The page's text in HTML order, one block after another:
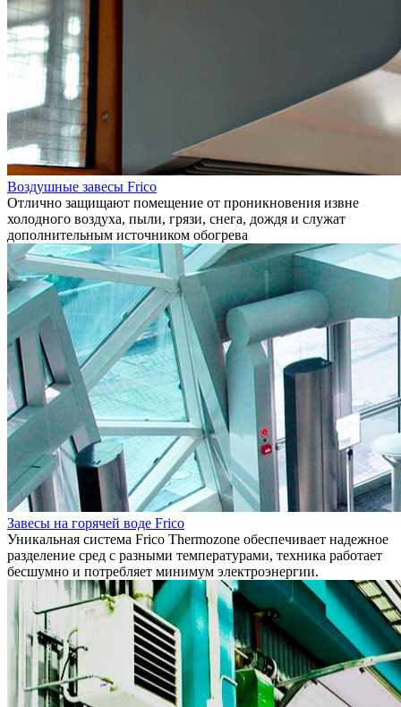
Воздушные завесы Frico
Отлично защищают помещение от проникновения извне
холодного воздуха, пыли, грязи, снега, дождя и служат
дополнительным источником обогрева
Завесы на горячей воде Frico
Уникальная система Frico Thermozone обеспечивает надежное
разделение сред с разными температурами, техника работает
бесшумно и потребляет минимум электроэнергии.